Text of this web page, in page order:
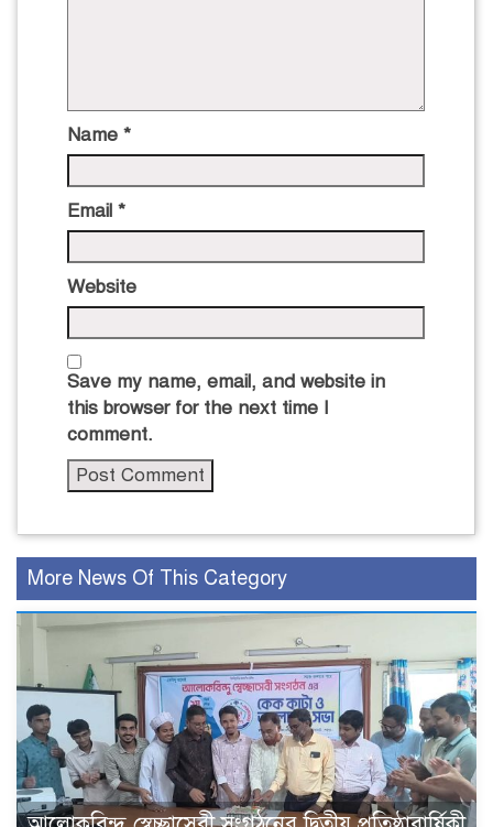
Name *
Email *
Website
Save my name, email, and website in
this browser for the next time I
comment.
More News Of This Category